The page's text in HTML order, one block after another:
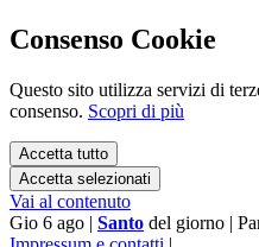
Consenso Cookie
Questo sito utilizza servizi di
consenso. Scopri di più
Accetta tutto
Accetta selezionati
Vai al contenuto
Gio 6 ago | Santo del giorno |